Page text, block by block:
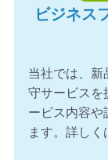
ビジネス
当社では、新
守サービスを
ービス内容や
ます。詳しく